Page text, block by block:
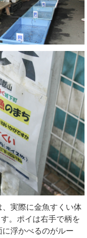
実際に金魚すくい体
。ポイは右手で柄を
浮かべるのがルー